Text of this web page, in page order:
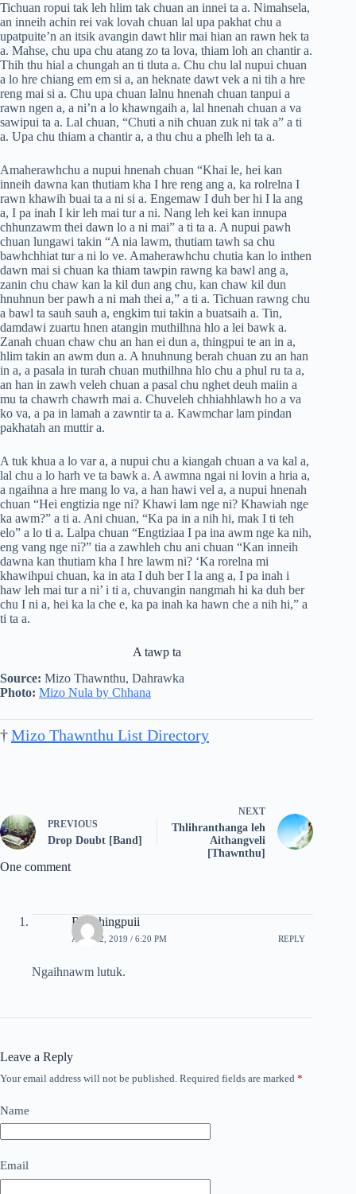
Tichuan ropui tak leh hlim tak chuan an innei ta a. Nimahsela,
an inneih achin rei vak lovah chuan lal upa pakhat chu a
upatpuite’n an itsik avangin dawt hlir mai hian an rawn hek ta
a. Mahse, chu upa chu atang zo ta lova, thiam loh an chantir a.
Thih thu hial a chungah an ti tluta a. Chu chu lal nupui chuan
a lo hre chiang em em si a, an heknate dawt vek a ni tih a hre
reng mai si a. Chu upa chuan lalnu hnenah chuan tanpui a
rawn ngen a, a ni’n a lo khawngaih a, lal hnenah chuan a va
sawipui ta a. Lal chuan, “Chuti a nih chuan zuk ni tak a” a ti
a. Upa chu thiam a chantir a, a thu chu a phelh leh ta a.
Amaherawhchu a nupui hnenah chuan “Khai le, hei kan
inneih dawna kan thutiam kha I hre reng ang a, ka rolrelna I
rawn khawih buai ta a ni si a. Engemaw I duh ber hi I la ang
a, I pa inah I kir leh mai tur a ni. Nang leh kei kan innupa
chhunzawm thei dawn lo a ni mai” a ti ta a. A nupui pawh
chuan lungawi takin “A nia lawm, thutiam tawh sa chu
bawhchhiat tur a ni lo ve. Amaherawhchu chutia kan lo inthen
dawn mai si chuan ka thiam tawpin rawng ka bawl ang a,
zanin chu chaw kan la kil dun ang chu, kan chaw kil dun
hnuhnun ber pawh a ni mah thei a,” a ti a. Tichuan rawng chu
a bawl ta sauh sauh a, engkim tui takin a buatsaih a. Tin,
damdawi zuartu hnen atangin muthilhna hlo a lei bawk a.
Zanah chuan chaw chu an han ei dun a, thingpui te an in a,
hlim takin an awm dun a. A hnuhnung berah chuan zu an han
in a, a pasala in turah chuan muthilhna hlo chu a phul ru ta a,
an han in zawh veleh chuan a pasal chu nghet deuh maiin a
mu ta chawrh chawrh mai a. Chuveleh chhiahhlawh ho a va
ko va, a pa in lamah a zawntir ta a. Kawmchar lam pindan
pakhatah an muttir a.
A tuk khua a lo var a, a nupui chu a kiangah chuan a va kal a,
lal chu a lo harh ve ta bawk a. A awmna ngai ni lovin a hria a,
a ngaihna a hre mang lo va, a han hawi vel a, a nupui hnenah
chuan “Hei engtizia nge ni? Khawi lam nge ni? Khawiah nge
ka awm?” a ti a. Ani chuan, “Ka pa in a nih hi, mak I ti teh
elo” a lo ti a. Lalpa chuan “Engtiziaa I pa ina awm nge ka nih,
eng vang nge ni?” tia a zawhleh chu ani chuan “Kan inneih
dawna kan thutiam kha I hre lawm ni? ‘Ka rorelna mi
khawihpui chuan, ka in ata I duh ber I la ang a, I pa inah i
haw leh mai tur a ni’ i ti a, chuvangin nangmah hi ka duh ber
chu I ni a, hei ka la che e, ka pa inah ka hawn che a nih hi,” a
ti ta a.
A tawp ta
Source: Mizo Thawnthu, Dahrawka
Photo: Mizo Nula by Chhana
†Mizo Thawnthu List Directory
PREVIOUS
Drop Doubt [Band]
NEXT
Thlihranthanga leh
Aithangveli
[Thawnthu]
One comment
Rochhingpuii
APRIL 2, 2019 / 6:20 PM REPLY
Ngaihnawm lutuk.
Leave a Reply
Your email address will not be published. Required fields are marked *
Name
Email